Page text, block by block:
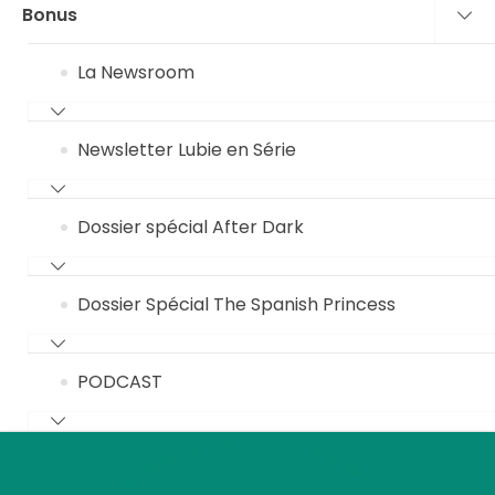
Bonus
La Newsroom
Newsletter Lubie en Série
Dossier spécial After Dark
Dossier Spécial The Spanish Princess
PODCAST